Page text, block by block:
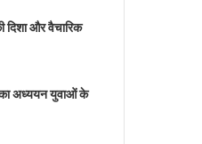
दिशा और वैचारिक
अध्ययन युवाओं के